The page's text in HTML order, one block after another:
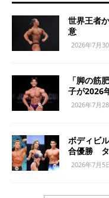
世界王者
意
2026年7月
「脚の筋
子が2026
2026年7月
ボディビ
合優勝 タ
2026年7月5